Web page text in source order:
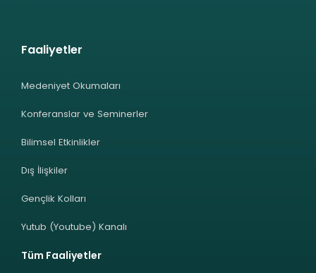
Faaliyetler
Medeniyet Okumaları
Konferanslar ve Seminerler
Bilimsel Etkinlikler
Dış İlişkiler
Gençlik Kolları
Yutub (Youtube) Kanalı
Tüm Faaliyetler